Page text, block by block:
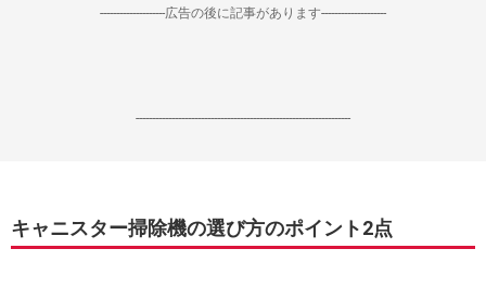
--------------------広告の後に記事があります--------------------
------------------------------------------------------------------
キャニスター掃除機の選び方のポイント2点